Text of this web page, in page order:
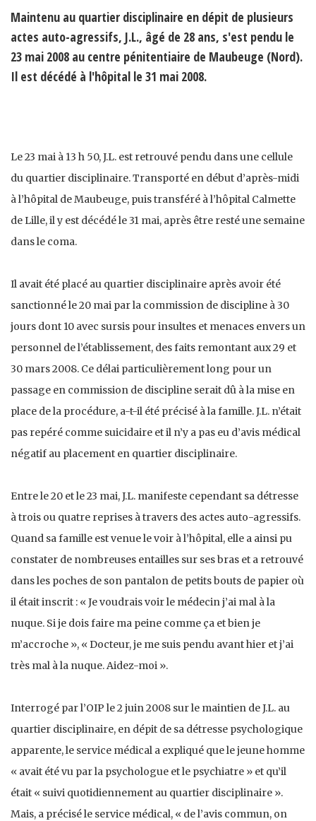
Maintenu au quartier disciplinaire en dépit de plusieurs
actes auto-agressifs, J.L., âgé de 28 ans, s'est pendu le
23 mai 2008 au centre pénitentiaire de Maubeuge (Nord).
Il est décédé à l'hôpital le 31 mai 2008.
Le 23 mai à 13 h 50, J.L. est retrouvé pendu dans une cellule
du quartier disciplinaire. Transporté en début d’après-midi
à l’hôpital de Maubeuge, puis transféré à l’hôpital Calmette
de Lille, il y est décédé le 31 mai, après être resté une semaine
dans le coma.
Il avait été placé au quartier disciplinaire après avoir été
sanctionné le 20 mai par la commission de discipline à 30
jours dont 10 avec sursis pour insultes et menaces envers un
personnel de l’établissement, des faits remontant aux 29 et
30 mars 2008. Ce délai particulièrement long pour un
passage en commission de discipline serait dû à la mise en
place de la procédure, a-t-il été précisé à la famille. J.L. n’était
pas repéré comme suicidaire et il n’y a pas eu d’avis médical
négatif au placement en quartier disciplinaire.
Entre le 20 et le 23 mai, J.L. manifeste cependant sa détresse
à trois ou quatre reprises à travers des actes auto-agressifs.
Quand sa famille est venue le voir à l’hôpital, elle a ainsi pu
constater de nombreuses entailles sur ses bras et a retrouvé
dans les poches de son pantalon de petits bouts de papier où
il était inscrit : « Je voudrais voir le médecin j’ai mal à la
nuque. Si je dois faire ma peine comme ça et bien je
m’accroche », « Docteur, je me suis pendu avant hier et j’ai
très mal à la nuque. Aidez-moi ».
Interrogé par l’OIP le 2 juin 2008 sur le maintien de J.L. au
quartier disciplinaire, en dépit de sa détresse psychologique
apparente, le service médical a expliqué que le jeune homme
« avait été vu par la psychologue et le psychiatre » et qu’il
était « suivi quotidiennement au quartier disciplinaire ».
Mais, a précisé le service médical, « de l’avis commun, on